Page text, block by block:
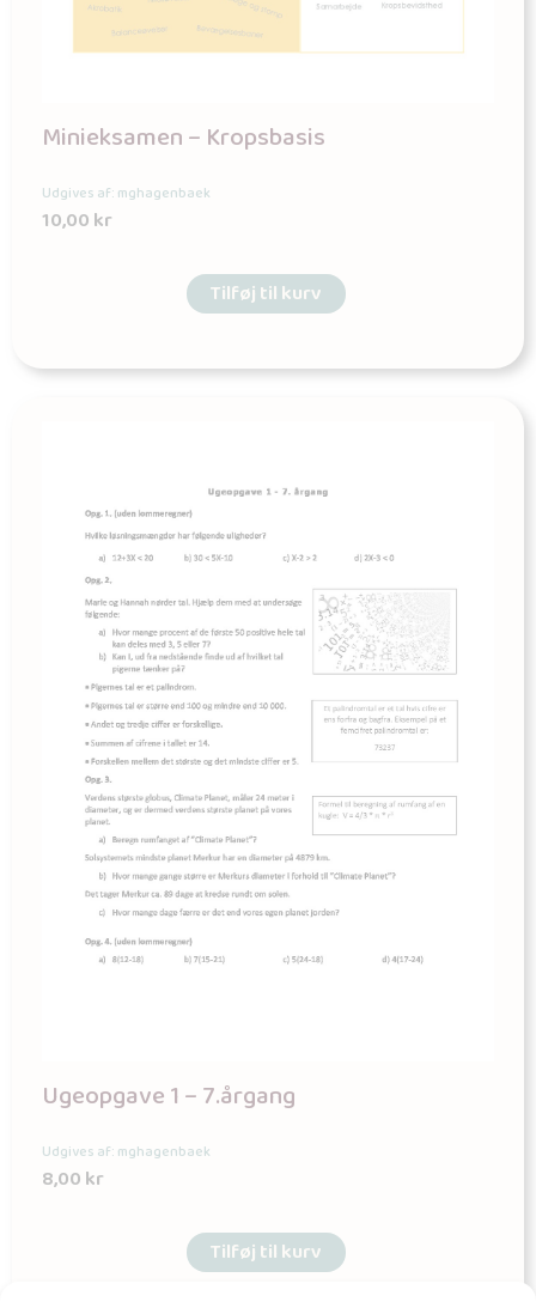
Minieksamen – Kropsbasis
Udgives af: mghagenbaek
10,00kr
Tilføj til kurv
Ugeopgave 1 – 7.årgang
Udgives af: mghagenbaek
8,00kr
Tilføj til kurv